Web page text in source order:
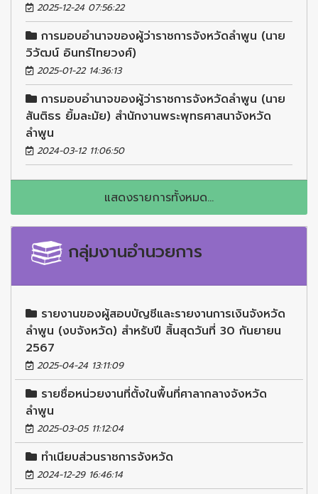
2025-12-24 07:56:22
การมอบอำนาจของผู้ว่าราชการจังหวัดลำพูน (นาย
วิวัฒน์ อินทร์ไทยวงศ์)
2025-01-22 14:36:13
การมอบอำนาจของผู้ว่าราชการจังหวัดลำพูน (นาย
สันติธร ยิ้มละมัย) สำนักงานพระพุทธศาสนาจังหวัด
ลำพูน
2024-03-12 11:06:50
แสดงรายการทั้งหมด...
กลุ่มงานอำนวยการ
รายงานของผู้สอบบัญชีและรายงานการเงินจังหวัด
ลำพูน (งบจังหวัด) สำหรับปี สิ้นสุดวันที่ 30 กันยายน
2567
2025-04-24 13:11:09
รายชื่อหน่วยงานที่ตั้งในพื้นที่ศาลากลางจังหวัด
ลำพูน
2025-03-05 11:12:04
ทำเนียบส่วนราชการจังหวัด
2024-12-29 16:46:14